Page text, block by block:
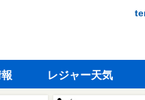
レジャー天気